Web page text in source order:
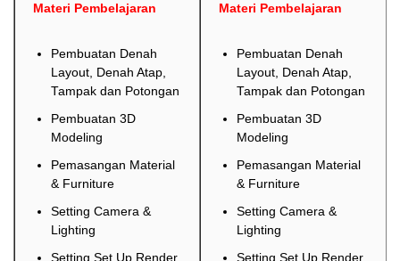
Materi Pembelajaran
Pembuatan Denah
Layout, Denah Atap,
Tampak dan Potongan
Pembuatan 3D
Modeling
Pemasangan Material
& Furniture
Setting Camera &
Lighting
Setting Set Up Render
Materi Pembelajaran
Pembuatan Denah
Layout, Denah Atap,
Tampak dan Potongan
Pembuatan 3D
Modeling
Pemasangan Material
& Furniture
Setting Camera &
Lighting
Setting Set Up Render